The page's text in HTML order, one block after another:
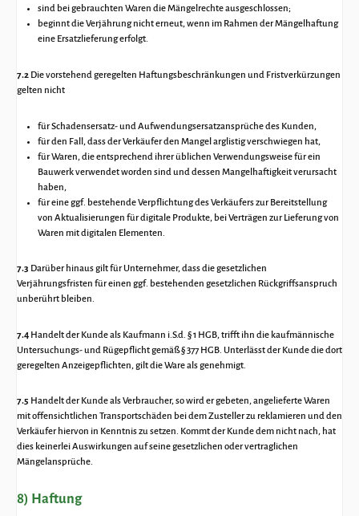
sind bei gebrauchten Waren die Mängelrechte ausgeschlossen;
beginnt die Verjährung nicht erneut, wenn im Rahmen der Mängelhaftung
eine Ersatzlieferung erfolgt.
7.2 Die vorstehend geregelten Haftungsbeschränkungen und Fristverkürzungen
gelten nicht
für Schadensersatz- und Aufwendungsersatzansprüche des Kunden,
für den Fall, dass der Verkäufer den Mangel arglistig verschwiegen hat,
für Waren, die entsprechend ihrer üblichen Verwendungsweise für ein
Bauwerk verwendet worden sind und dessen Mangelhaftigkeit verursacht
haben,
für eine ggf. bestehende Verpflichtung des Verkäufers zur Bereitstellung
von Aktualisierungen für digitale Produkte, bei Verträgen zur Lieferung von
Waren mit digitalen Elementen.
7.3 Darüber hinaus gilt für Unternehmer, dass die gesetzlichen
Verjährungsfristen für einen ggf. bestehenden gesetzlichen Rückgriffsanspruch
unberührt bleiben.
7.4 Handelt der Kunde als Kaufmann i.S.d. § 1 HGB, trifft ihn die kaufmännische
Untersuchungs- und Rügepflicht gemäß § 377 HGB. Unterlässt der Kunde die dort
geregelten Anzeigepflichten, gilt die Ware als genehmigt.
7.5 Handelt der Kunde als Verbraucher, so wird er gebeten, angelieferte Waren
mit offensichtlichen Transportschäden bei dem Zusteller zu reklamieren und den
Verkäufer hiervon in Kenntnis zu setzen. Kommt der Kunde dem nicht nach, hat
dies keinerlei Auswirkungen auf seine gesetzlichen oder vertraglichen
Mängelansprüche.
8) Haftung